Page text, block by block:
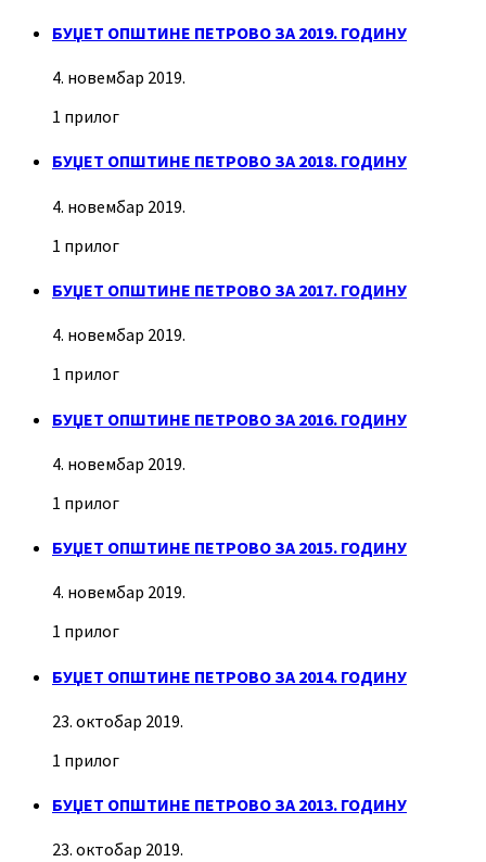
БУЏЕТ ОПШТИНЕ ПЕТРОВО ЗА 2019. ГОДИНУ
4. новембар 2019.
1 прилог
БУЏЕТ ОПШТИНЕ ПЕТРОВО ЗА 2018. ГОДИНУ
4. новембар 2019.
1 прилог
БУЏЕТ ОПШТИНЕ ПЕТРОВО ЗА 2017. ГОДИНУ
4. новембар 2019.
1 прилог
БУЏЕТ ОПШТИНЕ ПЕТРОВО ЗА 2016. ГОДИНУ
4. новембар 2019.
1 прилог
БУЏЕТ ОПШТИНЕ ПЕТРОВО ЗА 2015. ГОДИНУ
4. новембар 2019.
1 прилог
БУЏЕТ ОПШТИНЕ ПЕТРОВО ЗА 2014. ГОДИНУ
23. октобар 2019.
1 прилог
БУЏЕТ ОПШТИНЕ ПЕТРОВО ЗА 2013. ГОДИНУ
23. октобар 2019.